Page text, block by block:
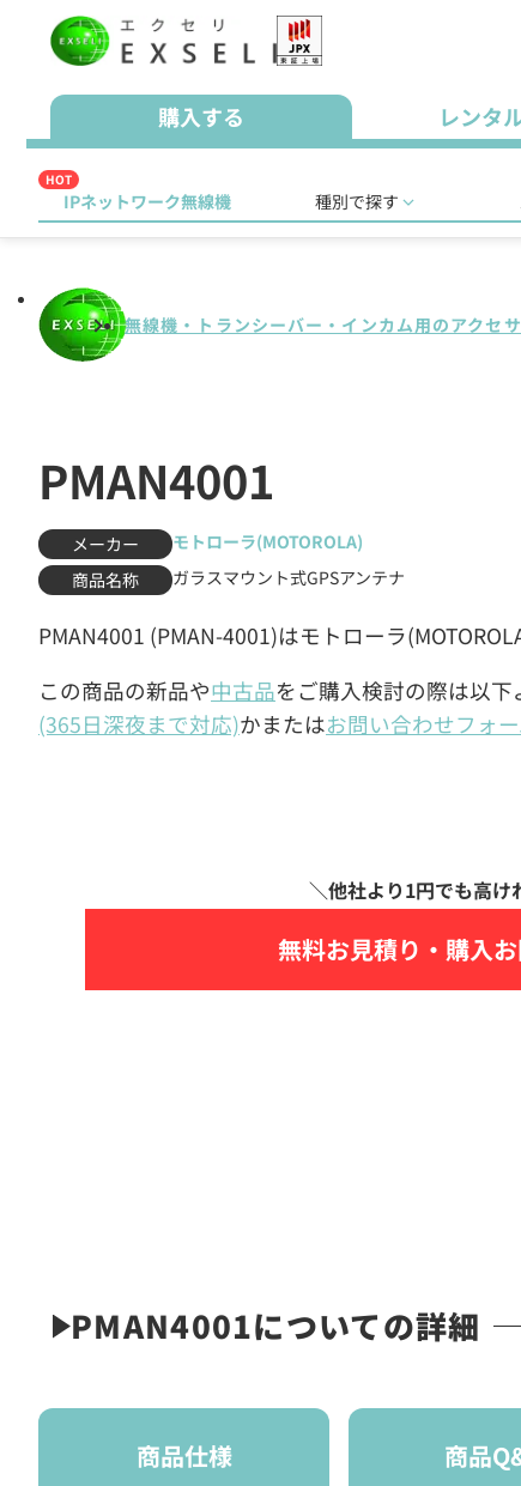
購入する レンタ
HOT
IPネットワーク無線機 種別で探す
無線機・トランシーバー・インカム用のアクセ
PMAN4001
メーカー
モトローラ(MOTOROLA)
商品名称
ガラスマウント式GPSアンテナ
PMAN4001 (PMAN-4001)はモトローラ
この商品の新品や中古品をご購入検討の際は以
(365日深夜まで対応)かまたはお問い合わせフォ
無料お見積り・ 購入
PMAN4001についての詳細
商品仕様 商品